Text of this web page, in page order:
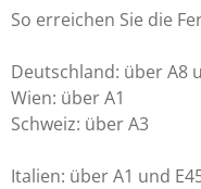
So erreichen Sie die
Deutschland: über A8
Wien: über A1
Schweiz: über A3
Italien: über A1 und